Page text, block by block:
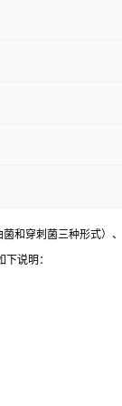
和穿刺菌三种形式）
说明：